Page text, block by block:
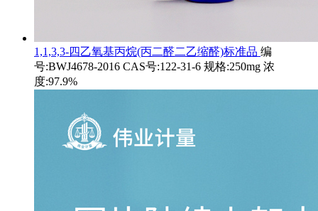
1,1,3,3-四乙氧基丙烷(丙二醛二乙缩醛)标准品 编
号:BWJ4678-2016 CAS号:122-31-6 规格:250mg 浓
度:97.9%